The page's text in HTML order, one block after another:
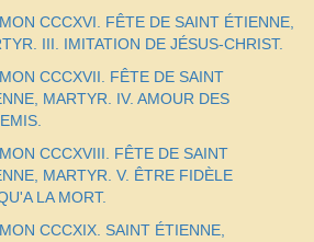
CCCXVI. FÊTE DE SAINT ÉTIENNE,
III. IMITATION DE JÉSUS-CHRIST.
CCCXVII. FÊTE DE SAINT
MARTYR. IV. AMOUR DES
CCCXVIII. FÊTE DE SAINT
MARTYR. V. ÊTRE FIDÈLE
LA MORT.
CCCXIX. SAINT ÉTIENNE,